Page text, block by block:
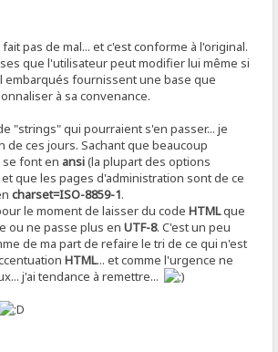
pas de mal... et c'est conforme à l'original.
que l'utilisateur peut modifier lui même si
embarqués fournissent une base que
à sa convenance.
"strings" qui pourraient s'en passer... je
de ces jours. Sachant que beaucoup
se font en ansi(la plupart des options
et que les pages d'administration sont de ce
charset=ISO-8859-1.
le moment de laisser du codeHTMLque
ou ne passe plus enUTF-8. C'est un peu
de ma part de refaire le tri de ce qui n'est
HTML... et comme l'urgence ne
j'ai tendance à remettre...